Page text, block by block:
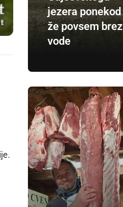
jezera ponekod
že povsem brez
vode